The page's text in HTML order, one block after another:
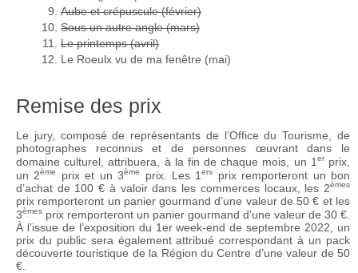
Aube et crépuscule (février)
Sous un autre angle (mars)
Le printemps (avril)
Le Roeulx vu de ma fenêtre (mai)
Remise des prix
Le jury, composé de représentants de l’Office du Tourisme, de
photographes reconnus et de personnes œuvrant dans le
domaine culturel, attribuera, à la fin de chaque mois, un 1 erprix,
un 2ème prix et un 3ème prix. Les 1ers
prix remporteront un bon
d’achat de 100 € à valoir dans les commerces locaux, les 2èmes
prix remporteront un panier gourmand d’une valeur de 50 € et les
3èmes prix remporteront un panier gourmand d’une valeur de 30 €.
À l’issue de l’exposition du 1er week-end de septembre 2022, un
prix du public sera également attribué correspondant à un pack
découverte touristique de la Région du Centre d’une valeur de 50
€.